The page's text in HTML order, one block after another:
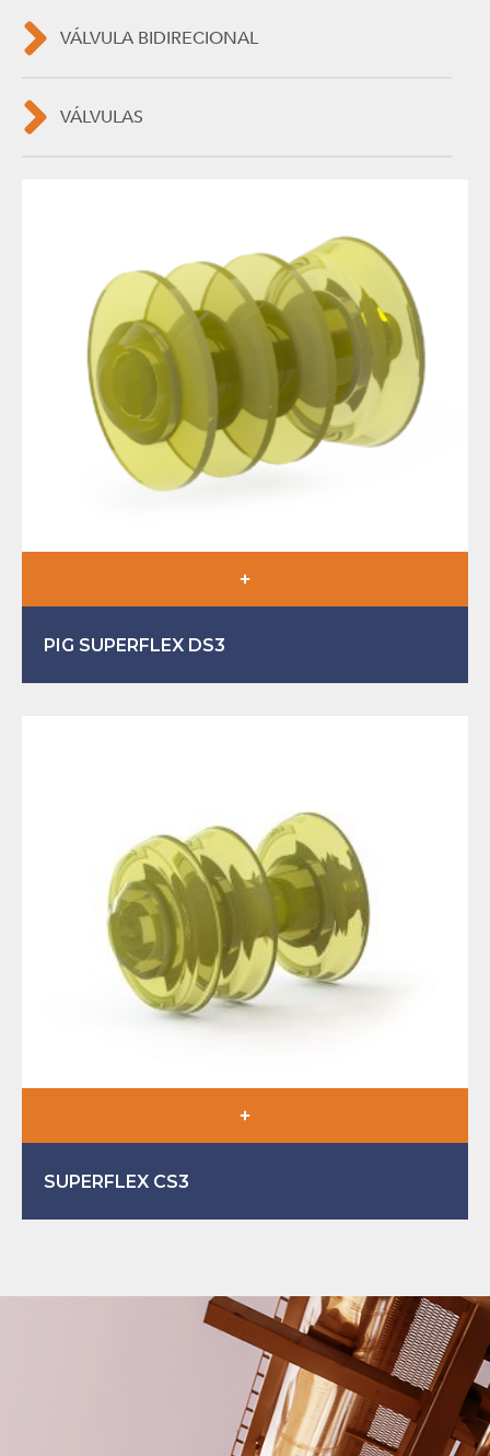
VÁLVULA BIDIRECIONAL
VÁLVULAS
PIG SUPERFLEX DS3
SUPERFLEX CS3